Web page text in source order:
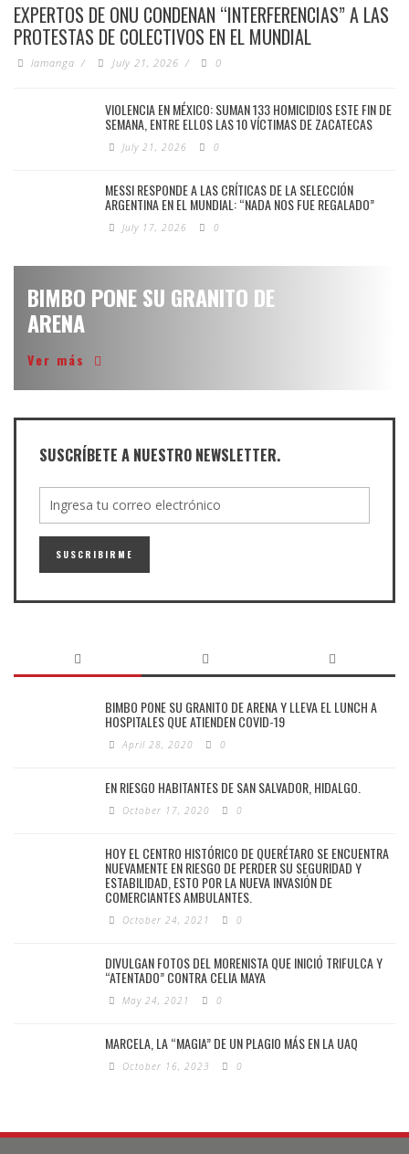
EXPERTOS DE ONU CONDENAN “INTERFERENCIAS” A LAS
PROTESTAS DE COLECTIVOS EN EL MUNDIAL
lamanga / July 21, 2026 / 0
VIOLENCIA EN MÉXICO: SUMAN 133 HOMICIDIOS ESTE FIN DE
SEMANA, ENTRE ELLOS LAS 10 VÍCTIMAS DE ZACATECAS
July 21, 2026 0
MESSI RESPONDE A LAS CRÍTICAS DE LA SELECCIÓN
ARGENTINA EN EL MUNDIAL: “NADA NOS FUE REGALADO”
July 17, 2026 0
BIMBO PONE SU GRANITO DE
ARENA
Ver más
SUSCRÍBETE A NUESTRO NEWSLETTER.
BIMBO PONE SU GRANITO DE ARENA Y LLEVA EL LUNCH A
HOSPITALES QUE ATIENDEN COVID-19
April 28, 2020 0
EN RIESGO HABITANTES DE SAN SALVADOR, HIDALGO.
October 17, 2020 0
HOY EL CENTRO HISTÓRICO DE QUERÉTARO SE ENCUENTRA
NUEVAMENTE EN RIESGO DE PERDER SU SEGURIDAD Y
ESTABILIDAD, ESTO POR LA NUEVA INVASIÓN DE
COMERCIANTES AMBULANTES.
October 24, 2021 0
DIVULGAN FOTOS DEL MORENISTA QUE INICIÓ TRIFULCA Y
“ATENTADO” CONTRA CELIA MAYA
May 24, 2021 0
MARCELA, LA “MAGIA” DE UN PLAGIO MÁS EN LA UAQ
October 16, 2023 0